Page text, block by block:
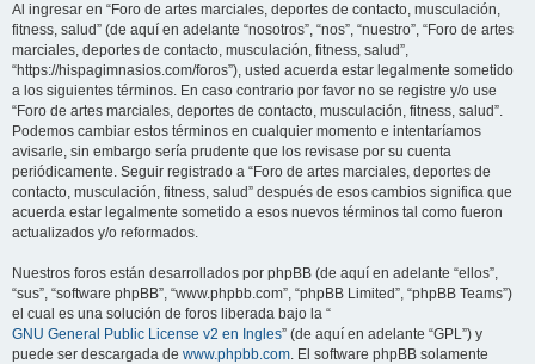
Al ingresar en “Foro de artes marciales, deportes de contacto, musculación,
fitness, salud” (de aquí en adelante “nosotros”, “nos”, “nuestro”, “Foro de artes
marciales, deportes de contacto, musculación, fitness, salud”,
“https://hispagimnasios.com/foros”), usted acuerda estar legalmente sometido
a los siguientes términos. En caso contrario por favor no se registre y/o use
“Foro de artes marciales, deportes de contacto, musculación, fitness, salud”.
Podemos cambiar estos términos en cualquier momento e intentaríamos
avisarle, sin embargo sería prudente que los revisase por su cuenta
periódicamente. Seguir registrado a “Foro de artes marciales, deportes de
contacto, musculación, fitness, salud” después de esos cambios significa que
acuerda estar legalmente sometido a esos nuevos términos tal como fueron
actualizados y/o reformados.
Nuestros foros están desarrollados por phpBB (de aquí en adelante “ellos”,
“sus”, “software phpBB”, “www.phpbb.com”, “phpBB Limited”, “phpBB Teams”)
el cual es una solución de foros liberada bajo la “
GNU General Public License v2 en Ingles” (de aquí en adelante “GPL”) y
puede ser descargada de www.phpbb.com. El software phpBB solamente